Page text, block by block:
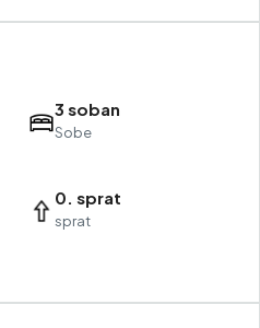
3 soban
Sobe
0. sprat
sprat